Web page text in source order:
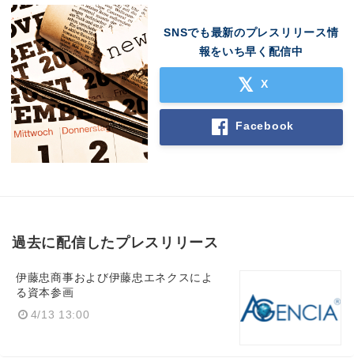
SNSでも最新のプレスリリース情
報をいち早く配信中
X
Facebook
過去に配信したプレスリリース
伊藤忠商事および伊藤忠エネクスによ
る資本参画
4/13 13:00
Japanese
English